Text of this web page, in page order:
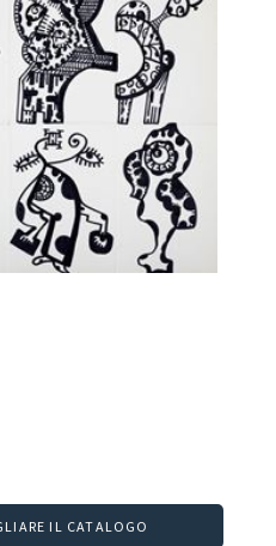
IL CATALOGO